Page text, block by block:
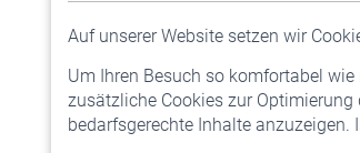
Auf unserer Website setzen wir
Um Ihren Besuch so komfortabel
zusätzliche Cookies zur Optimierung
bedarfsgerechte Inhalte anzuzeigen.